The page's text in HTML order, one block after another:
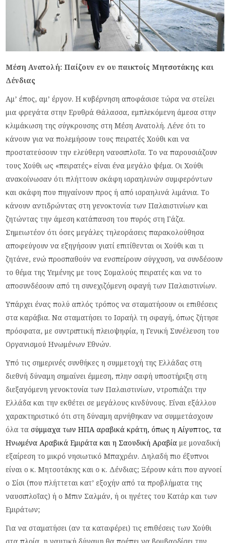
Μέση Ανατολή: Παίζουν εν ου παικτοίς Μητσοτάκης και
Δένδιας
Αμ’ έπος, αμ’ έργον. Η κυβέρνηση αποφάσισε τώρα να στείλει
μια φρεγάτα στην Ερυθρά Θάλασσα, εμπλεκόμενη άμεσα στην
κλιμάκωση της σύγκρουσης στη Μέση Ανατολή. Λένε ότι το
κάνουν για να πολεμήσουν τους πειρατές Χούθι και να
προστατεύσουν την ελεύθερη ναυσιπλοΐα. Το να παρουσιάζουν
τους Χούθι ως «πειρατές» είναι ένα μεγάλο ψέμα. Οι Χούθι
ανακοίνωσαν ότι πλήττουν σκάφη ισραηλινών συμφερόντων
και σκάφη που πηγαίνουν προς ή από ισραηλινά λιμάνια. Το
κάνουν αντιδρώντας στη γενοκτονία των Παλαιστινίων και
ζητώντας την άμεση κατάπαυση του πυρός στη Γάζα.
Σημειωτέον ότι όσες μεγάλες τηλεοράσεις παρακολούθησα
αποφεύγουν να εξηγήσουν γιατί επιτίθενται οι Χούθι και τι
ζητάνε, ενώ προσπαθούν να ενσπείρουν σύγχυση, να συνδέσουν
το θέμα της Υεμένης με τους Σομαλούς πειρατές και να το
αποσυνδέσουν από τη συνεχιζόμενη σφαγή των Παλαιστινίων.
Υπάρχει ένας πολύ απλός τρόπος να σταματήσουν οι επιθέσεις
στα καράβια. Να σταματήσει το Ισραήλ τη σφαγή, όπως ζήτησε
πρόσφατα, με συντριπτική πλειοψηφία, η Γενική Συνέλευση του
Οργανισμού Ηνωμένων Εθνών.
Υπό τις σημερινές συνθήκες η συμμετοχή της Ελλάδας στη
διεθνή δύναμη σημαίνει έμμεση, πλην σαφή υποστήριξη στη
διεξαγόμενη γενοκτονία των Παλαιστινίων, ντροπιάζει την
Ελλάδα και την εκθέτει σε μεγάλους κινδύνους. Είναι εξάλλου
χαρακτηριστικό ότι στη δύναμη αρνήθηκαν να συμμετάσχουν
όλα τασύμμαχα των ΗΠΑ αραβικά κράτη, όπως η Αίγυπτος, τα
Ηνωμένα Αραβικά Εμιράτα και η Σαουδική Αραβία με μοναδική
εξαίρεση το μικρό νησιωτικό Μπαχρέιν. Δηλαδή πιο έξυπνοι
είναι ο κ. Μητσοτάκης και ο κ. Δένδιας; Ξέρουν κάτι που αγνοεί
ο Σίσι (που πλήττεται κατ’ εξοχήν από τα προβλήματα της
ναυσιπλοΐας) ή ο Μπιν Σαλμάν, ή οι ηγέτες του Κατάρ και των
Εμιράτων;
Για να σταματήσει (αν τα καταφέρει) τις επιθέσεις των Χούθι